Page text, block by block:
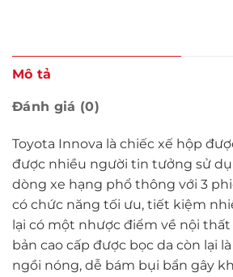
Mô tả
Đánh giá (0)
Toyota Innova là chiếc xế hộp
được nhiều người tin tưởng sử
dòng xe hạng phổ thông với 3
có chức năng tối ưu, tiết kiệm
lại có một nhược điểm về nội thất
bản cao cấp được bọc da còn lại
ngồi nóng, dễ bám bụi bẩn gây